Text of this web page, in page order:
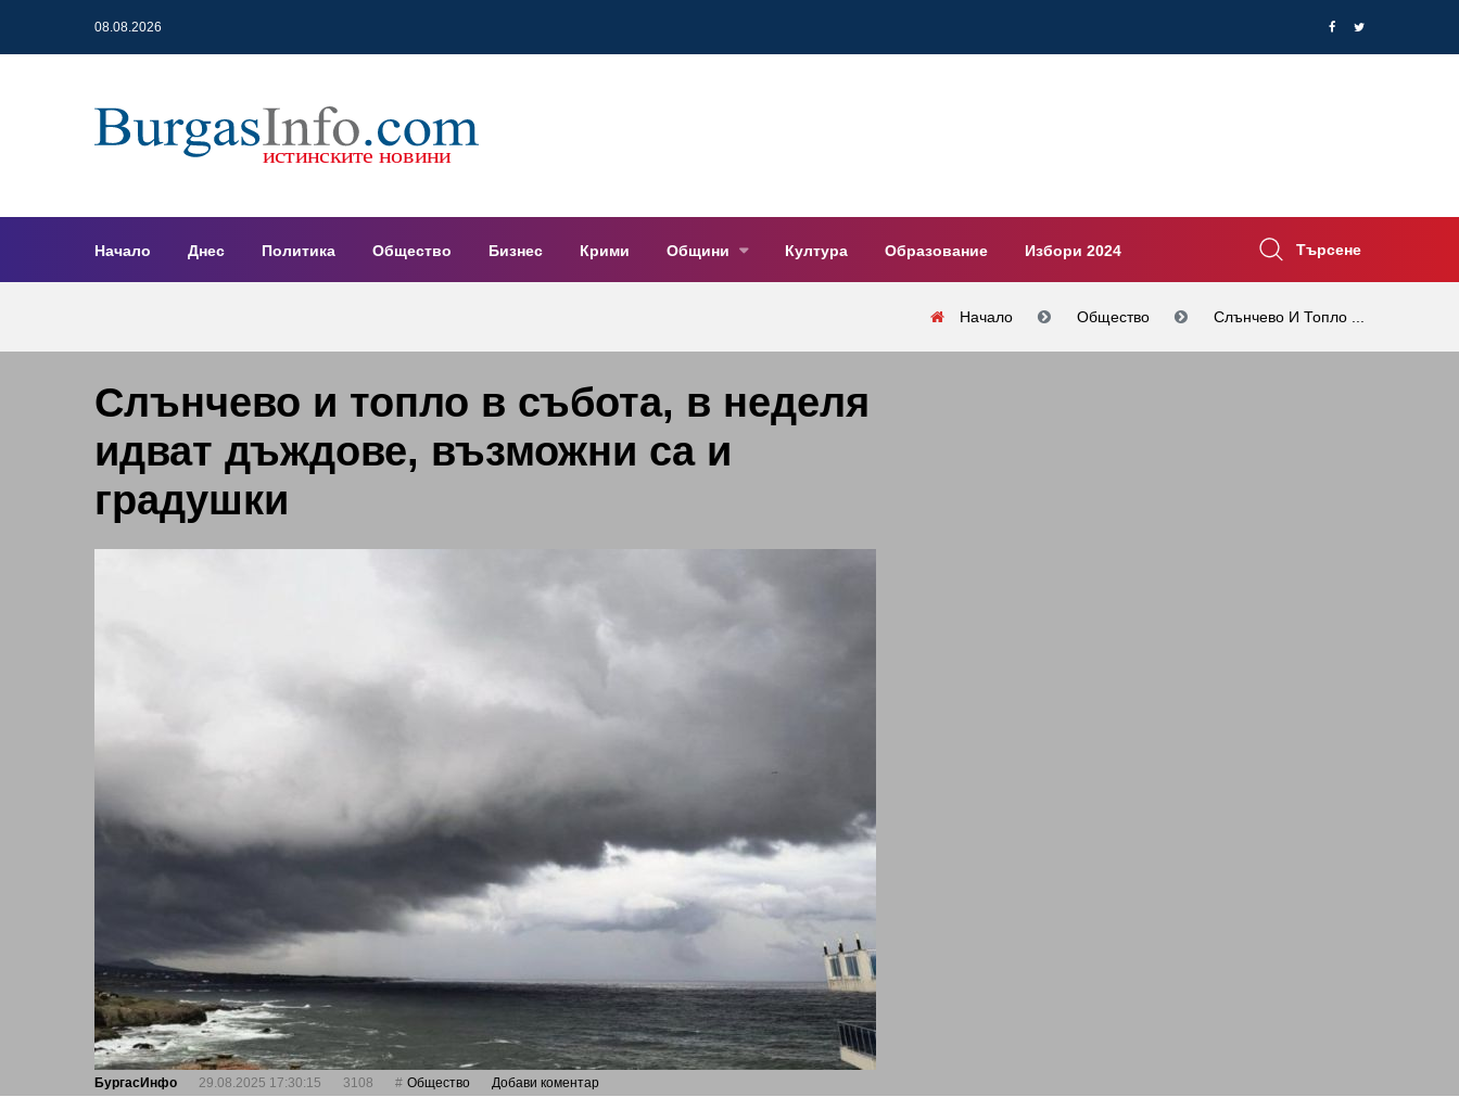
08.08.2026
Начало Днес Политика Общество Бизнес Крими Общини Култура Образование Избори 2024 Търсене
Начало Общество Слънчево И Топло ...
Слънчево и топло в събота, в неделя
идват дъждове, възможни са и
градушки
БургасИнфо 29.08.2025 17:30:15 3108 Общество Добави коментар